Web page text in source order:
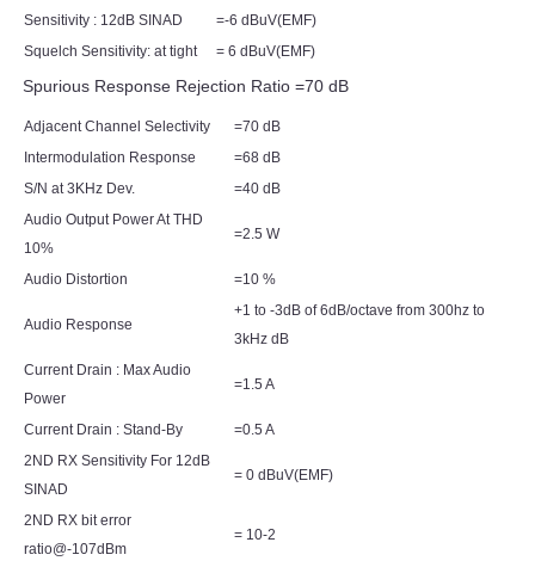
Sensitivity : 12dB SINAD
=-6 dBuV(EMF)
Squelch Sensitivity: at tight
= 6 dBuV(EMF)
Spurious Response Rejection Ratio =70 dB
Adjacent Channel Selectivity
=70 dB
Intermodulation Response
=68 dB
S/N at 3KHz Dev.
=40 dB
Audio Output Power At THD
10%
=2.5 W
Audio Distortion =10 %
Audio Response
+1 to -3dB of 6dB/octave from 300hz to
3kHz dB
Current Drain : Max Audio
Power
=1.5 A
Current Drain : Stand-By
=0.5 A
2ND RX Sensitivity For 12dB
SINAD
= 0 dBuV(EMF)
2ND RX bit error
ratio@-107dBm
= 10-2